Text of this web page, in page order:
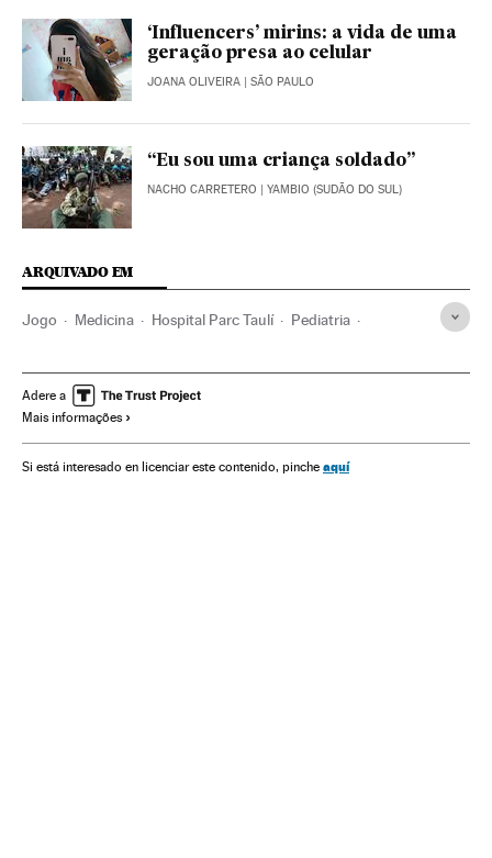
‘Influencers’ mirins: a vida de uma
geração presa ao celular
JOANA OLIVEIRA | SÃO PAULO
“Eu sou uma criança soldado”
NACHO CARRETERO | YAMBIO (SUDÃO DO SUL)
ARQUIVADO EM
Jogo Medicina Hospital Parc Taulí Pediatria
Infância Assistência sanitária
Previdência
Adere a
Mais informações
Si está interesado en licenciar este contenido, pinche aquí